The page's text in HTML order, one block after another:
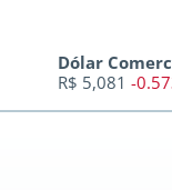
Dólar
R$ 5,081 -